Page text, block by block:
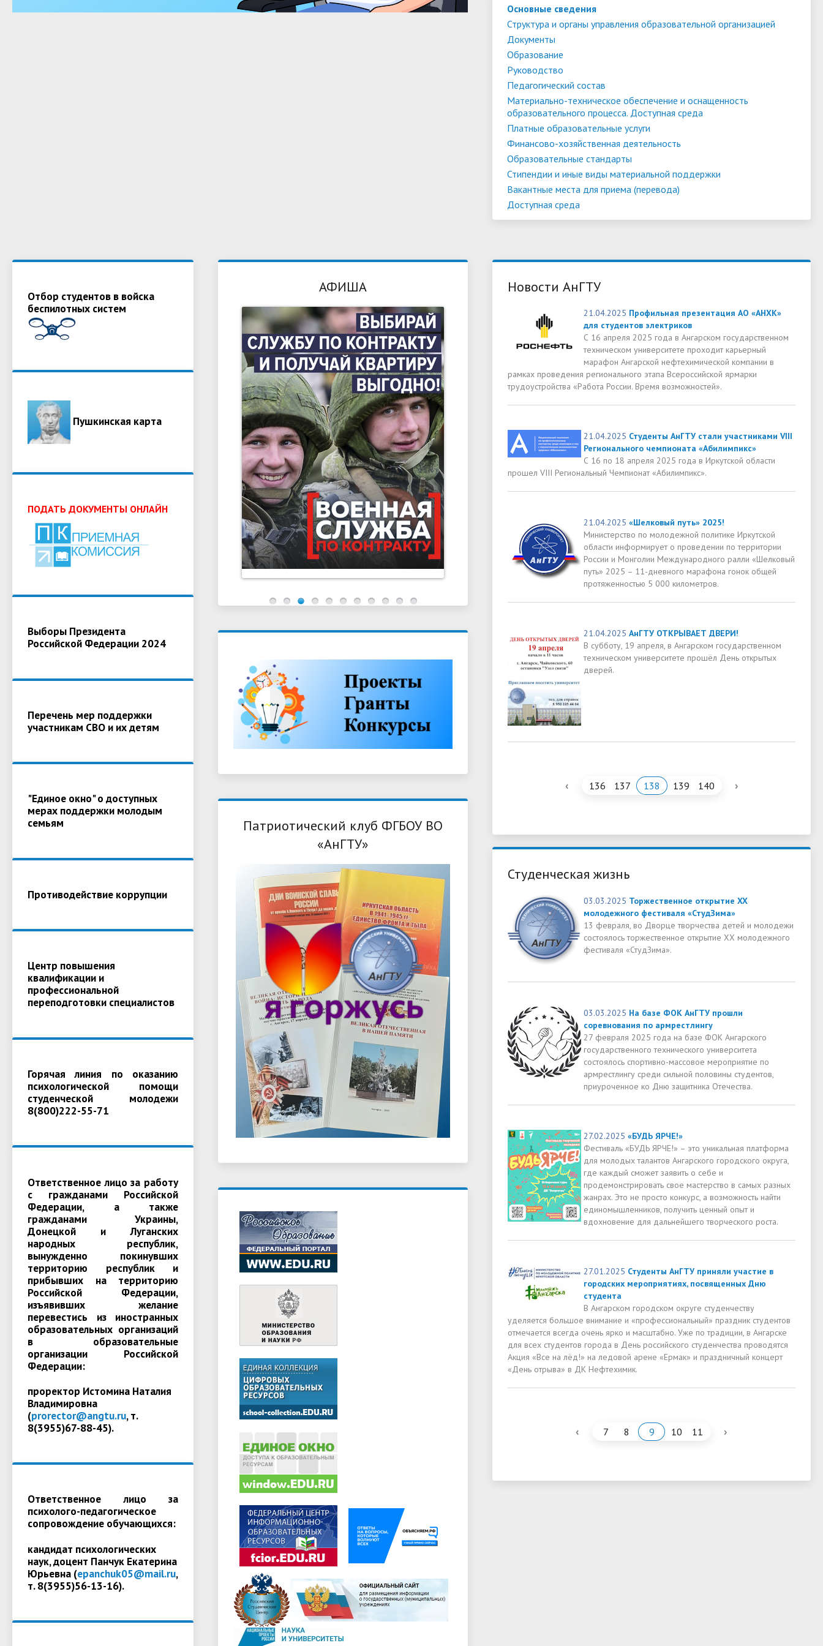
Основные сведения
Структура и органы управления образовательной организацией
Документы
Образование
Руководство
Педагогический состав
Материально-техническое обеспечение и оснащенность
образовательного процесса. Доступная среда
Платные образовательные услуги
Финансово-хозяйственная деятельность
Образовательные стандарты
Стипендии и иные виды материальной поддержки
Вакантные места для приема (перевода)
Доступная среда
Отбор студентов в войска
беспилотных систем
Пушкинская карта
ПОДАТЬ ДОКУМЕНТЫ ОНЛАЙН
Выборы Президента
Российской Федерации 2024
Перечень мер поддержки
участникам СВО и их детям
"Единое окно" о доступных
мерах поддержки молодым
семьям
Противодействие коррупции
Центр повышения
квалификации и
профессиональной
переподготовки специалистов
Горячая линия по оказанию
психологической помощи
студенческой молодежи
8(800)222-55-71
Ответственное лицо за работу
с гражданами Российской
Федерации, а также
гражданами Украины,
Донецкой и Луганских
народных республик,
вынужденно покинувших
территорию республик и
прибывших на территорию
Российской Федерации,
изъявивших желание
перевестись из иностранных
образовательных организаций
в образовательные
организации Российской
Федерации:
проректор Истомина Наталия
Владимировна
(prorector@angtu.ru, т.
8(3955)67-88-45).
Ответственное лицо за
психолого-педагогическое
сопровождение обучающихся:
кандидат психологических
наук, доцент Панчук Екатерина
Юрьевна (epanchuk05@mail.ru,
т. 8(3955)56-13-16).
АФИША
Патриотический клуб ФГБОУ ВО
«АнГТУ»
Новости АнГТУ
21.04.2025 Профильная презентация АО «АНХК»
для студентов электриков
С 16 апреля 2025 года в Ангарском государственном
техническом университете проходит карьерный
марафон Ангарской нефтехимической компании в
рамках проведения регионального этапа Всероссийской ярмарки
трудоустройства «Работа России. Время возможностей».
21.04.2025 Студенты АнГТУ стали участниками VIII
Регионального чемпионата «Абилимпикс»
С 16 по 18 апреля 2025 года в Иркутской области
прошел VIII Региональный Чемпионат «Абилимпикс».
21.04.2025 «Шелковый путь» 2025!
Министерство по молодежной политике Иркутской
области информирует о проведении по территории
России и Монголии Международного ралли «Шелковый
путь» 2025 – 11-дневного марафона гонок общей
протяженностью 5 000 километров.
21.04.2025 АнГТУ ОТКРЫВАЕТ ДВЕРИ!
В субботу, 19 апреля, в Ангарском государственном
техническом университете прошёл День открытых
дверей.
‹ 136 137 138 139 140 ›
Студенческая жизнь
03.03.2025 Торжественное открытие XX
молодежного фестиваля «СтудЗима»
13 февраля, во Дворце творчества детей и молодежи
состоялось торжественное открытие XX молодежного
фестиваля «СтудЗима».
03.03.2025 На базе ФОК АнГТУ прошли
соревнования по армрестлингу
27 февраля 2025 года на базе ФОК Ангарского
государственного технического университета
состоялось спортивно-массовое мероприятие по
армрестлингу среди сильной половины студентов,
приуроченное ко Дню защитника Отечества.
27.02.2025 «БУДЬ ЯРЧЕ!»
Фестиваль «БУДЬ ЯРЧЕ!» – это уникальная платформа
для молодых талантов Ангарского городского округа,
где каждый сможет заявить о себе и
продемонстрировать свое мастерство в самых разных
жанрах. Это не просто конкурс, а возможность найти
единомышленников, получить ценный опыт и
вдохновение для дальнейшего творческого роста.
27.01.2025 Студенты АнГТУ приняли участие в
городских мероприятиях, посвященных Дню
студента
В Ангарском городском округе студенчеству
уделяется большое внимание и «профессиональный» праздник студентов
отмечается всегда очень ярко и масштабно. Уже по традиции, в Ангарске
для всех студентов города в День российского студенчества проводятся
Акция «Все на лёд!» на ледовой арене «Ермак» и праздничный концерт
«День отрыва» в ДК Нефтехимик.
‹ 7 8 9 10 11 ›